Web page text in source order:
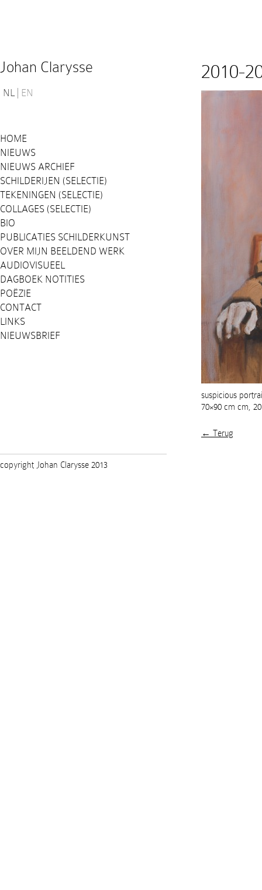
Johan Clarysse
NL EN
HOME
NIEUWS
NIEUWS ARCHIEF
SCHILDERIJEN (SELECTIE)
TEKENINGEN (SELECTIE)
COLLAGES (SELECTIE)
BIO
PUBLICATIES SCHILDERKUNST
OVER MIJN BEELDEND WERK
AUDIOVISUEEL
DAGBOEK NOTITIES
POËZIE
CONTACT
LINKS
NIEUWSBRIEF
2010-
suspicious
70×90 cm cm,
← Terug
copyright Johan Clarysse 2013